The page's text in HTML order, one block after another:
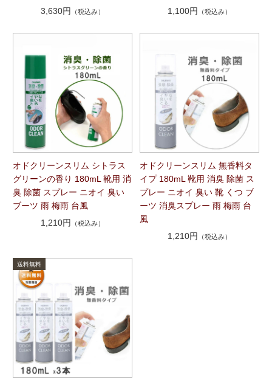
3,630円
（税込み）
1,100円
（税込み）
オドクリーンスリム シトラス
グリーンの香り 180mL 靴用 消
臭 除菌 スプレー ニオイ 臭い
ブーツ 雨 梅雨 台風
1,210円
（税込み）
オドクリーンスリム 無香料タ
イプ 180mL 靴用 消臭 除菌 ス
プレー ニオイ 臭い 靴 くつ ブ
ーツ 消臭スプレー 雨 梅雨 台
風
1,210円
（税込み）